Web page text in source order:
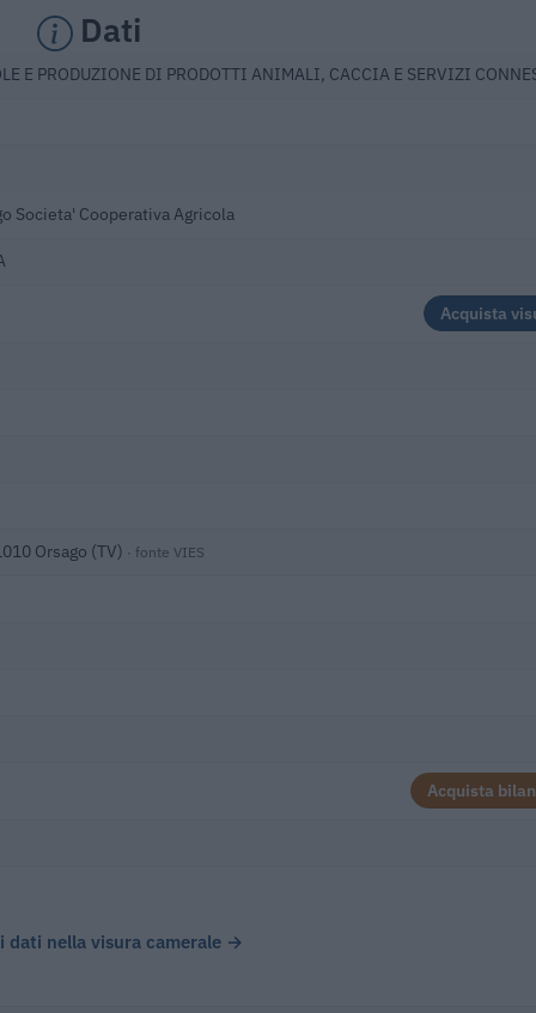
Dati
E PRODUZIONE DI PRODOTTI ANIMALI, CACCIA E SERVIZI
Societa' Cooperativa Agricola
Acquista
Orsago (TV) · fonte VIES
Acquista
dati nella visura camerale →